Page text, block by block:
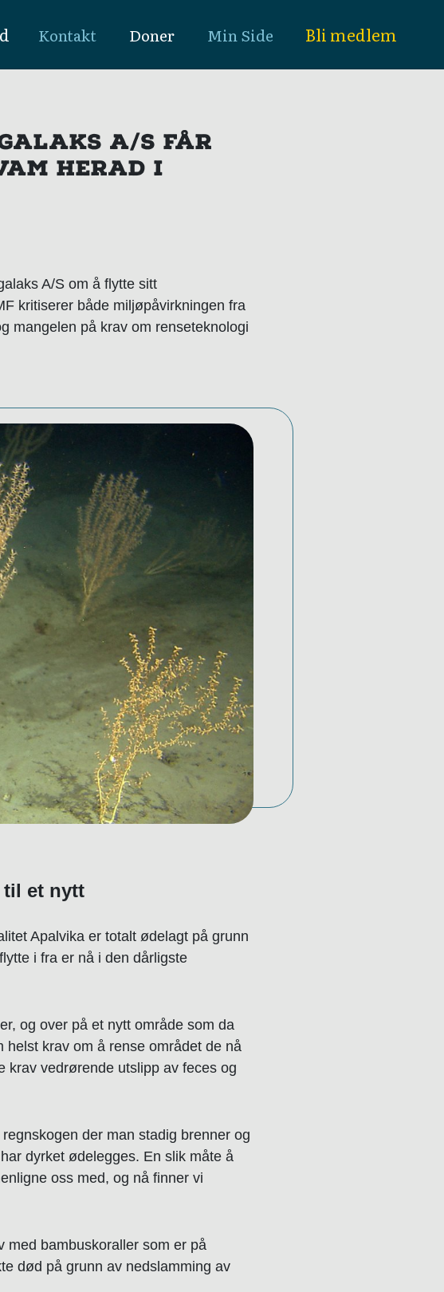
Kontakt Doner Min Side Bli medlem
A/S FÅR
HERAD I
A/S om å flytte sitt
kritiserer både miljøpåvirkningen fra
mangelen på krav om renseteknologi
til et nytt
Apalvika er totalt ødelagt på grunn
i fra er nå i den dårligste
og over på et nytt område som da
krav om å rense området de nå
krav vedrørende utslipp av feces og
der man stadig brenner og
dyrket ødelegges. En slik måte å
oss med, og nå finner vi
med bambuskoraller som er på
død på grunn av nedslamming av